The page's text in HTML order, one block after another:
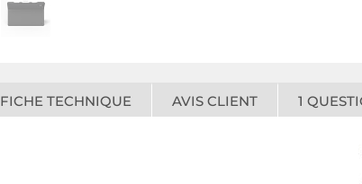
FICHE TECHNIQUE AVIS CLIENT 1